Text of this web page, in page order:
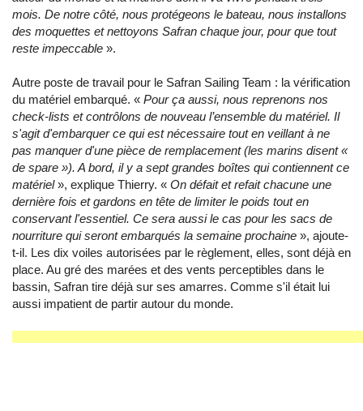
mois. De notre côté, nous protégeons le bateau, nous installons
des moquettes et nettoyons Safran chaque jour, pour que tout
reste impeccable ».
Autre poste de travail pour le Safran Sailing Team : la vérification
du matériel embarqué. « Pour ça aussi, nous reprenons nos
check-lists et contrôlons de nouveau l’ensemble du matériel. Il
s'agit d'embarquer ce qui est nécessaire tout en veillant à ne
pas manquer d'une pièce de remplacement (les marins disent «
de spare »). A bord, il y a sept grandes boîtes qui contiennent ce
matériel», explique Thierry. « On défait et refait chacune une
dernière fois et gardons en tête de limiter le poids tout en
conservant l'essentiel. Ce sera aussi le cas pour les sacs de
nourriture qui seront embarqués la semaine prochaine », ajoute-
t-il. Les dix voiles autorisées par le règlement, elles, sont déjà en
place. Au gré des marées et des vents perceptibles dans le
bassin, Safran tire déjà sur ses amarres. Comme s'il était lui
aussi impatient de partir autour du monde.